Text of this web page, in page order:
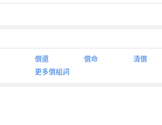
償還 償命 清償
更多償組詞